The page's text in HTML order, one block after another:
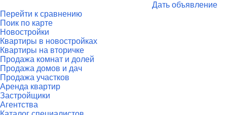
Дать объявление
Перейти к сравнению
Поик по карте
Новостройки
Квартиры в новостройках
Квартиры на вторичке
Продажа комнат и долей
Продажа домов и дач
Продажа участков
Аренда квартир
Застройщики
Агентства